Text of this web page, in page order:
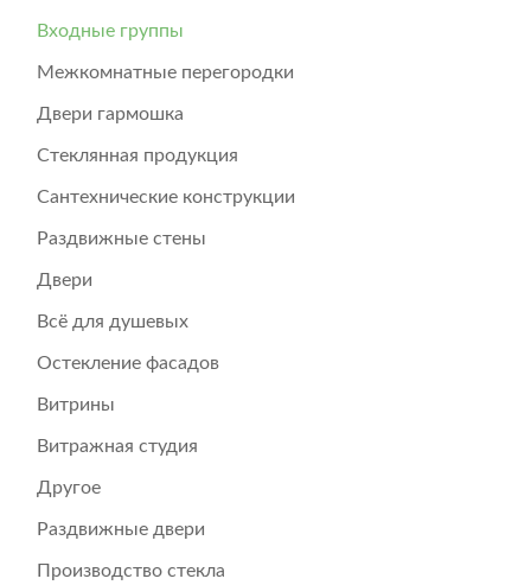
Входные группы
Межкомнатные перегородки
Двери гармошка
Стеклянная продукция
Сантехнические конструкции
Раздвижные стены
Двери
Всё для душевых
Остекление фасадов
Витрины
Витражная студия
Другое
Раздвижные двери
Производство стекла